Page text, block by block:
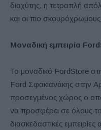
διαχύτης, η τετραπλή
και οι πιο
Μοναδική εμπειρία
Το μοναδικό FordStore
Ford Σφακιανάκης στην
προσεγμένος χώρος ο
να προσφέρει σε όλους
διασκεδαστικές εμπειρίες